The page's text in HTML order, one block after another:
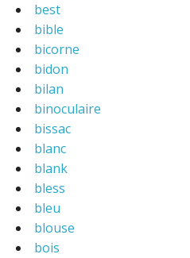
best
bible
bicorne
bidon
bilan
binoculaire
bissac
blanc
blank
bless
bleu
blouse
bois